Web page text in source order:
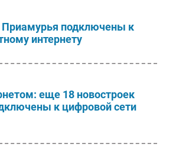
Приамурья подключены к
интернету
еще 18 новостроек
к цифровой сети